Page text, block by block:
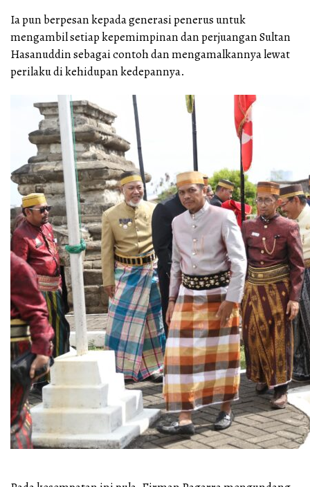
Ia pun berpesan kepada generasi penerus untuk
mengambil setiap kepemimpinan dan perjuangan Sultan
Hasanuddin sebagai contoh dan mengamalkannya lewat
perilaku di kehidupan kedepannya.